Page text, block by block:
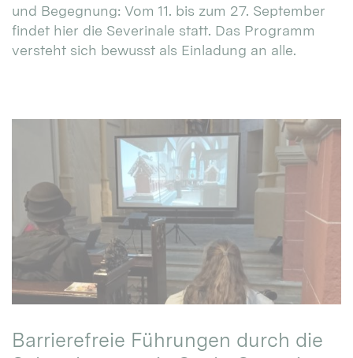
und Begegnung: Vom 11. bis zum 27. September
findet hier die Severinale statt. Das Programm
versteht sich bewusst als Einladung an alle.
Barrierefreie Führungen durch die